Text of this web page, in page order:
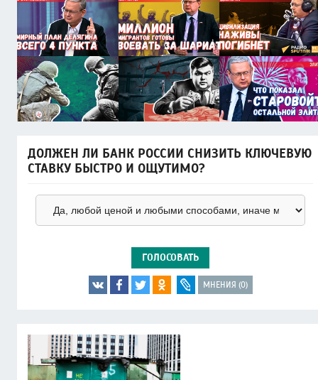
ДОЛЖЕН ЛИ БАНК РОССИИ СНИЗИТЬ КЛЮЧЕВУЮ
СТАВКУ БЫСТРО И ОЩУТИМО?
ГОЛОСОВАТЬ
МНЕНИЯ (0)